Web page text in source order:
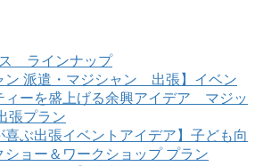
ラインナップ
ン 派遣・マジシャン 出張】イベン
ィーを盛上げる余興アイデア マジッ
張プラン
喜ぶ出張イベントアイデア】子ども向
ショー＆ワークショップ プラン